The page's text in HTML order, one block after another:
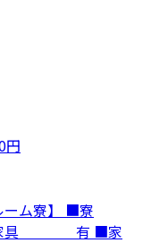
円
ーム寮】 ■寮
具 有 ■家